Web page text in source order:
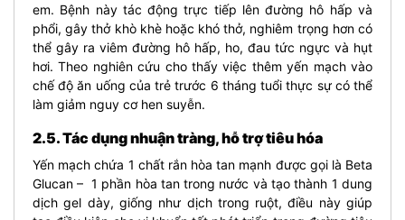
em. Bệnh này tác động trực tiếp lên đường hô hấp và
phổi, gây thở khò khè hoặc khó thở, nghiêm trọng hơn có
thể gây ra viêm đường hô hấp, ho, đau tức ngực và hụt
hơi. Theo nghiên cứu cho thấy việc thêm yến mạch vào
chế độ ăn uống của trẻ trước 6 tháng tuổi thực sự có thể
làm giảm nguy cơ hen suyễn.
2.5. Tác dụng nhuận tràng, hỗ trợ tiêu hóa
Yến mạch chứa 1 chất rắn hòa tan mạnh được gọi là Beta
Glucan – 1 phần hòa tan trong nước và tạo thành 1 dung
dịch gel dày, giống như dịch trong ruột, điều này giúp